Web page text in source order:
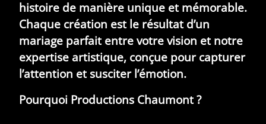
histoire de manière unique et mémorable.
Chaque création est le résultat d’un
mariage parfait entre votre vision et notre
expertise artistique, conçue pour capturer
l’attention et susciter l’émotion.
Pourquoi Productions Chaumont ?